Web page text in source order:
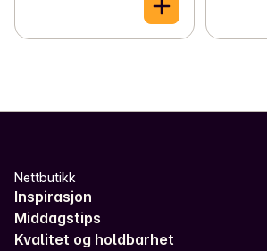
Nettbutikk
Inspirasjon
Middagstips
Kvalitet og holdbarhet